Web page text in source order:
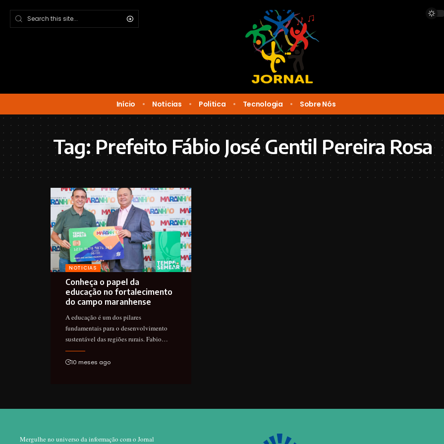
Início Noticias Politica Tecnologia Sobre Nós
Tag:Prefeito Fábio José Gentil Pereira Rosa
NOTICIAS
Conheça o papel da
educação no fortalecimento
do campo maranhense
A educação é um dos pilares
fundamentais para o desenvolvimento
sustentável das regiões rurais. Fabio…
10 meses ago
Mergulhe no universo da informação com o Jornal